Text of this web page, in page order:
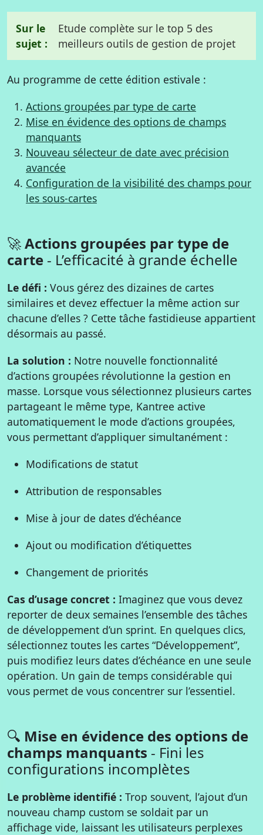
Sur le
sujet :
Etude complète sur le top 5 des
meilleurs outils de gestion de projet
Au programme de cette édition estivale :
Actions groupées par type de carte
Mise en évidence des options de champs
manquants
Nouveau sélecteur de date avec précision
avancée
Configuration de la visibilité des champs pour
les sous-cartes
🚀Actions groupées par type de
carte - L’efficacité à grande échelle
Le défi : Vous gérez des dizaines de cartes
similaires et devez effectuer la même action sur
chacune d’elles ? Cette tâche fastidieuse appartient
désormais au passé.
La solution : Notre nouvelle fonctionnalité
d’actions groupées révolutionne la gestion en
masse. Lorsque vous sélectionnez plusieurs cartes
partageant le même type, Kantree active
automatiquement le mode d’actions groupées,
vous permettant d’appliquer simultanément :
Modifications de statut
Attribution de responsables
Mise à jour de dates d’échéance
Ajout ou modification d’étiquettes
Changement de priorités
Cas d’usage concret : Imaginez que vous devez
reporter de deux semaines l’ensemble des tâches
de développement d’un sprint. En quelques clics,
sélectionnez toutes les cartes “Développement”,
puis modifiez leurs dates d’échéance en une seule
opération. Un gain de temps considérable qui
vous permet de vous concentrer sur l’essentiel.
🔍 Mise en évidence des options de
champs manquants - Fini les
configurations incomplètes
Le problème identifié : Trop souvent, l’ajout d’un
nouveau champ custom se soldait par un
affichage vide, laissant les utilisateurs perplexes